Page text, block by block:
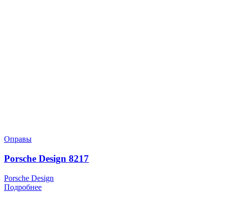
Оправы
Porsche Design 8217
Porsche Design
Подробнее